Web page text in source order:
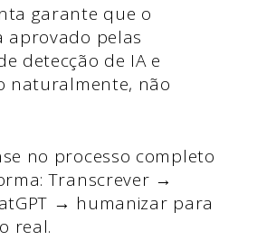
garante que o
aprovado pelas
detecção de IA e
naturalmente, não
no processo completo
Transcrever →
→ humanizar para
real.